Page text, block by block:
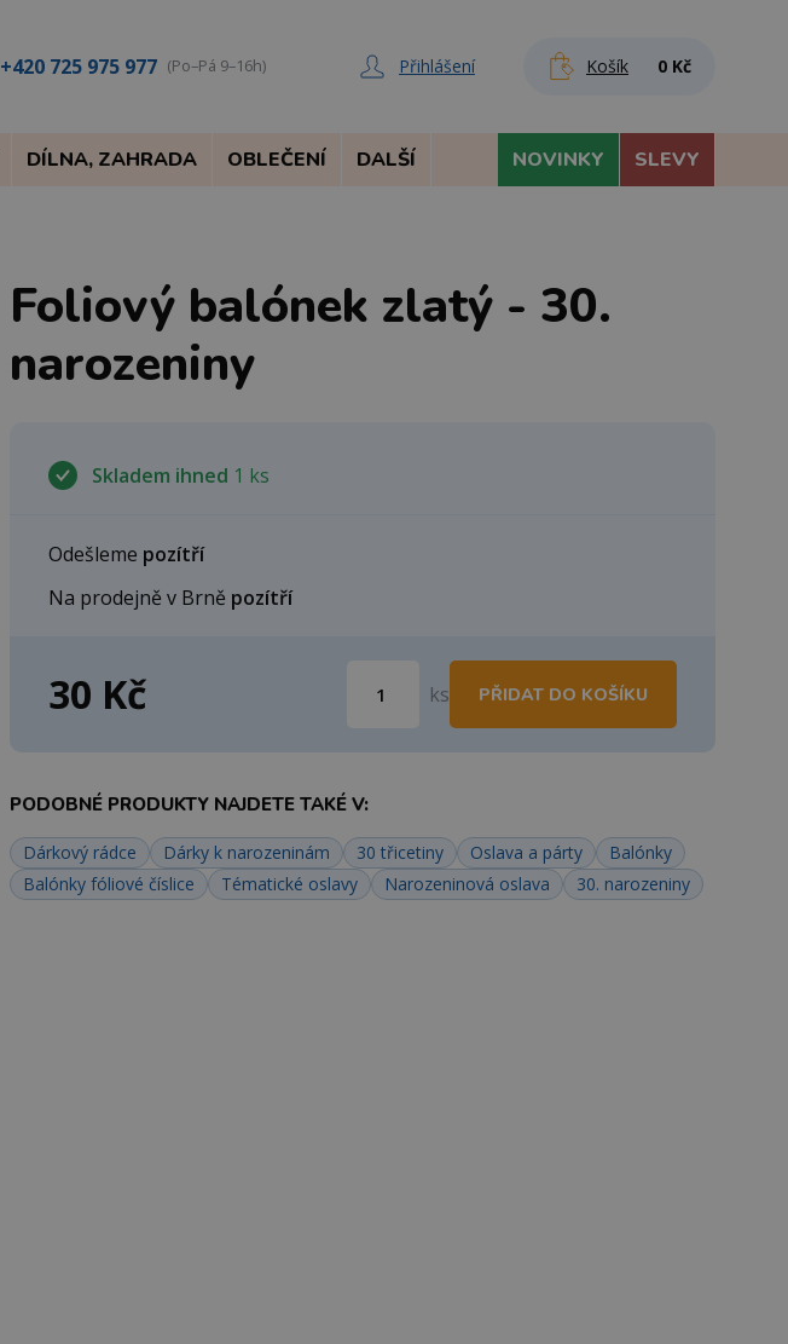
+420 725 975 977 (Po–Pá 9–16h) Přihlášení Košík 0 Kč
DÍLNA, ZAHRADA OBLEČENÍ DALŠÍ NOVINKY SLEVY
Foliový balónek zlatý - 30.
narozeniny
Skladem ihned 1 ks
Odešleme pozítří
Na prodejně v Brně pozítří
30 Kč ks PŘIDAT DO KOŠÍKU
PODOBNÉ PRODUKTY NAJDETE TAKÉ V:
Dárkový rádce Dárky k narozeninám 30 třicetiny Oslava a párty
Balónky
Balónky fóliové číslice
Tématické oslavy Narozeninová oslava 30. narozeniny